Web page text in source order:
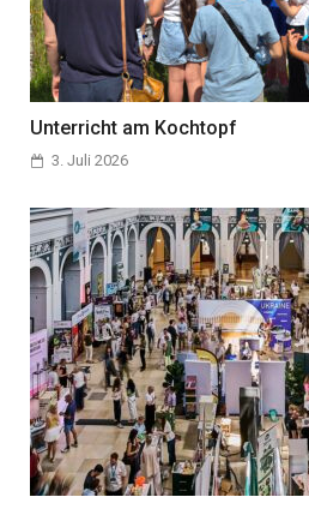
Unterricht am Kochtopf
3. Juli 2026